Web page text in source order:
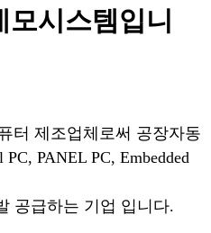
시스템입니
터 제조업체로써 공장자동
PANEL PC, Embedded
공급하는 기업 입니다.